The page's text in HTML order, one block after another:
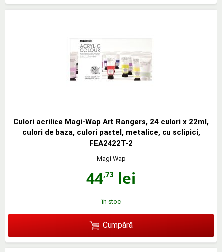
Culori acrilice Magi-Wap Art Rangers, 24 culori x 22ml,
culori de baza, culori pastel, metalice, cu sclipici,
FEA2422T-2
Magi-Wap
44,73 lei
în stoc
Cumpără